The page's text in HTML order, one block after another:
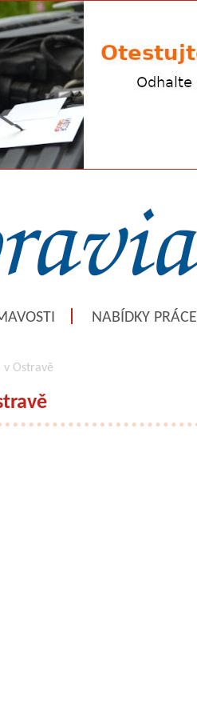
NABÍDKY PRÁCE
v Ostravě